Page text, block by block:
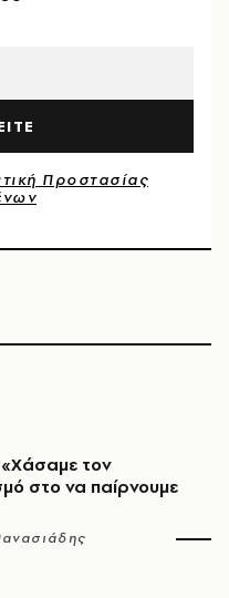
τον
στο να παίρνουμε
Προστασίας